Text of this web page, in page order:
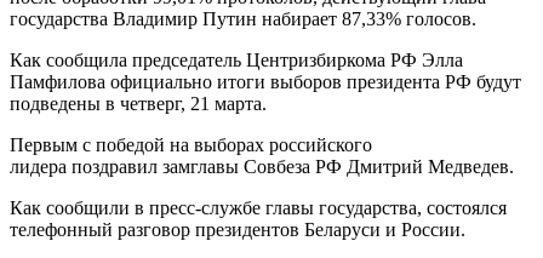
государства Владимир Путин набирает 87,33% голосов.
Как сообщила председатель Центризбиркома РФ Элла
Памфилова официально итоги выборов президента РФ будут
подведены в четверг, 21 марта.
Первым с победой на выборах российского
лидера поздравил замглавы Совбеза РФ Дмитрий Медведев.
Как сообщили в пресс-службе главы государства, состоялся
телефонный разговор президентов Беларуси и России.